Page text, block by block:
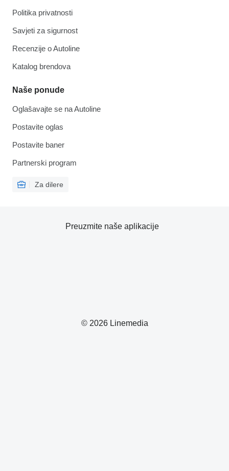
Politika privatnosti
Savjeti za sigurnost
Recenzije o Autoline
Katalog brendova
Naše ponude
Oglašavajte se na Autoline
Postavite oglas
Postavite baner
Partnerski program
Za dilere
© 2026 Linemedia
Preuzmite naše aplikacije